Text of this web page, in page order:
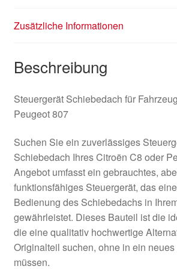
Zusätzliche Informationen
Beschreibung
Steuergerät Schiebedach für
Peugeot 807
Suchen Sie ein zuverlässiges
Schiebedach Ihres Citroën C8 oder
Angebot umfasst ein gebrauchtes,
funktionsfähiges Steuergerät, das
Bedienung des Schiebedachs in
gewährleistet. Dieses Bauteil ist die
die eine qualitativ hochwertige
Originalteil suchen, ohne in ein
müssen.